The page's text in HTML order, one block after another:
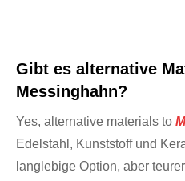
Gibt es alternative
Messinghahn?
Yes, alternative materials to
Edelstahl, Kunststoff und
langlebige Option, aber